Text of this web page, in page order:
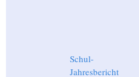
Schul-
Jahresbericht